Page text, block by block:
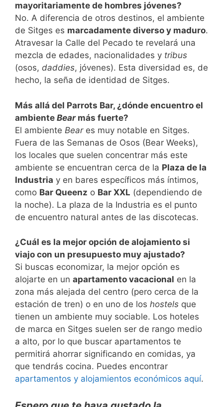
mayoritariamente de hombres jóvenes?
No. A diferencia de otros destinos, el ambiente
de Sitges es marcadamente diverso y maduro.
Atravesar la Calle del Pecado te revelará una
mezcla de edades, nacionalidades y tribus
(osos, daddies, jóvenes). Esta diversidad es, de
hecho, la seña de identidad de Sitges.
Más allá del Parrots Bar, ¿dónde encuentro el
ambiente Bearmás fuerte?
El ambiente Beares muy notable en Sitges.
Fuera de las Semanas de Osos (Bear Weeks),
los locales que suelen concentrar más este
ambiente se encuentran cerca de la Plaza de la
Industria y en bares específicos más íntimos,
como Bar Queenz o Bar XXL (dependiendo de
la noche). La plaza de la Industria es el punto
de encuentro natural antes de las discotecas.
¿Cuál es la mejor opción de alojamiento si
viajo con un presupuesto muy ajustado?
Si buscas economizar, la mejor opción es
alojarte en un apartamento vacacional en la
zona más alejada del centro (pero cerca de la
estación de tren) o en uno de los hostels que
tienen un ambiente muy sociable. Los hoteles
de marca en Sitges suelen ser de rango medio
a alto, por lo que buscar apartamentos te
permitirá ahorrar significando en comidas, ya
que tendrás cocina. Puedes encontrar
apartamentos y alojamientos económicos aquí.